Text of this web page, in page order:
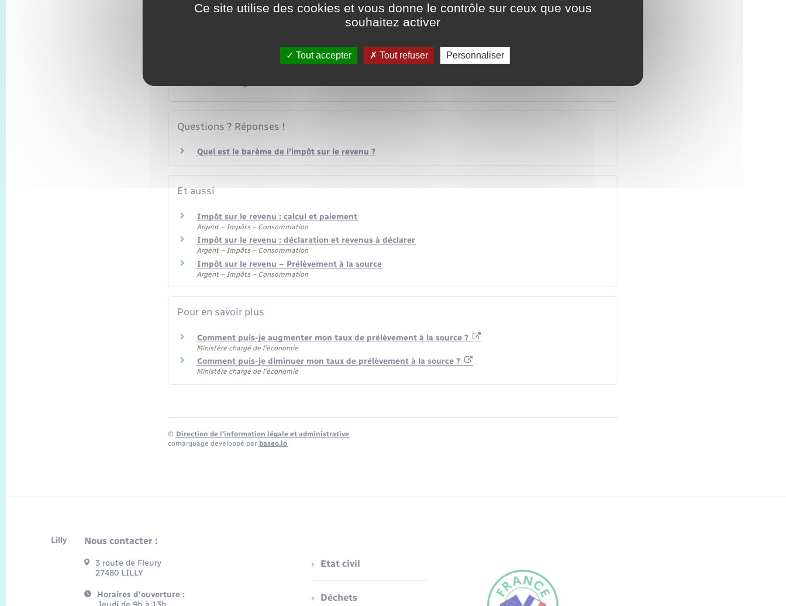
Questions ? Réponses !
Quel est le barème de l'impôt sur le revenu ?
Et aussi
Impôt sur le revenu : calcul et paiement
Argent – Impôts – Consommation
Impôt sur le revenu : déclaration et revenus à déclarer
Argent – Impôts – Consommation
Impôt sur le revenu – Prélèvement à la source
Argent – Impôts – Consommation
Pour en savoir plus
Comment puis-je augmenter mon taux de prélèvement à la source ?
Ministère chargé de l'économie
Comment puis-je diminuer mon taux de prélèvement à la source ?
Ministère chargé de l'économie
© Direction de l’information légale et administrative
comarquage developpé par baseo.io
Lilly Nous contacter :
3 route de Fleury
27480 LILLY
Horaires d'ouverture :
Etat civil
Déchets
Ce site utilise des cookies et vous donne le contrôle sur ceux que vous
souhaitez activer
Tout accepter Tout refuser Personnaliser